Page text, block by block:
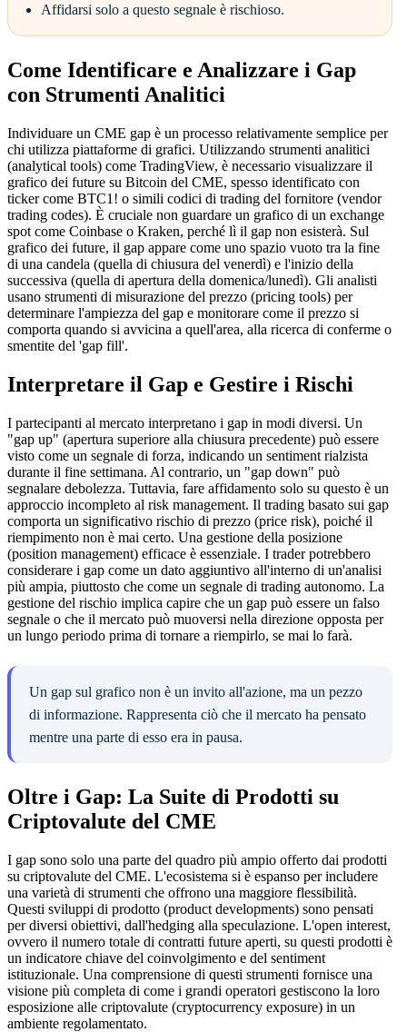
Affidarsi solo a questo segnale è rischioso.
Come Identificare e Analizzare i Gap
con Strumenti Analitici
Individuare un CME gap è un processo relativamente semplice per
chi utilizza piattaforme di grafici. Utilizzando strumenti analitici
(analytical tools) come TradingView, è necessario visualizzare il
grafico dei future su Bitcoin del CME, spesso identificato con
ticker come BTC1! o simili codici di trading del fornitore (vendor
trading codes). È cruciale non guardare un grafico di un exchange
spot come Coinbase o Kraken, perché lì il gap non esisterà. Sul
grafico dei future, il gap appare come uno spazio vuoto tra la fine
di una candela (quella di chiusura del venerdì) e l'inizio della
successiva (quella di apertura della domenica/lunedì). Gli analisti
usano strumenti di misurazione del prezzo (pricing tools) per
determinare l'ampiezza del gap e monitorare come il prezzo si
comporta quando si avvicina a quell'area, alla ricerca di conferme o
smentite del 'gap fill'.
Interpretare il Gap e Gestire i Rischi
I partecipanti al mercato interpretano i gap in modi diversi. Un
"gap up" (apertura superiore alla chiusura precedente) può essere
visto come un segnale di forza, indicando un sentiment rialzista
durante il fine settimana. Al contrario, un "gap down" può
segnalare debolezza. Tuttavia, fare affidamento solo su questo è un
approccio incompleto al risk management. Il trading basato sui gap
comporta un significativo rischio di prezzo (price risk), poiché il
riempimento non è mai certo. Una gestione della posizione
(position management) efficace è essenziale. I trader potrebbero
considerare i gap come un dato aggiuntivo all'interno di un'analisi
più ampia, piuttosto che come un segnale di trading autonomo. La
gestione del rischio implica capire che un gap può essere un falso
segnale o che il mercato può muoversi nella direzione opposta per
un lungo periodo prima di tornare a riempirlo, se mai lo farà.
Un gap sul grafico non è un invito all'azione, ma un pezzo
di informazione. Rappresenta ciò che il mercato ha pensato
mentre una parte di esso era in pausa.
Oltre i Gap: La Suite di Prodotti su
Criptovalute del CME
I gap sono solo una parte del quadro più ampio offerto dai prodotti
su criptovalute del CME. L'ecosistema si è espanso per includere
una varietà di strumenti che offrono una maggiore flessibilità.
Questi sviluppi di prodotto (product developments) sono pensati
per diversi obiettivi, dall'hedging alla speculazione. L'open interest,
ovvero il numero totale di contratti future aperti, su questi prodotti è
un indicatore chiave del coinvolgimento e del sentiment
istituzionale. Una comprensione di questi strumenti fornisce una
visione più completa di come i grandi operatori gestiscono la loro
esposizione alle criptovalute (cryptocurrency exposure) in un
ambiente regolamentato.